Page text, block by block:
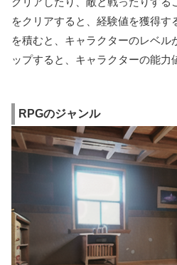
をクリアすると、経験値を獲得す
を積むと、キャラクターのレベル
ップすると、キャラクターの能力
RPGのジャンル